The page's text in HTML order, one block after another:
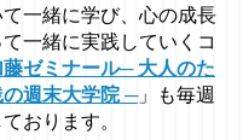
一緒に学び、心の成長
一緒に実践していくコ
藤ゼミナール─ 大人のた
週末大学院 ─」も毎週
おります。